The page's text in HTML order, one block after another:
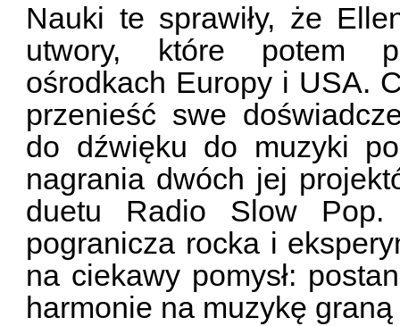
Nauki te sprawiły, że
utwory, które potem
ośrodkach Europy i USA.
przenieść swe
do dźwięku do muzyki
nagrania dwóch jej
duetu Radio Slow Pop.
pogranicza rocka i
na ciekawy pomysł:
harmonie na muzykę